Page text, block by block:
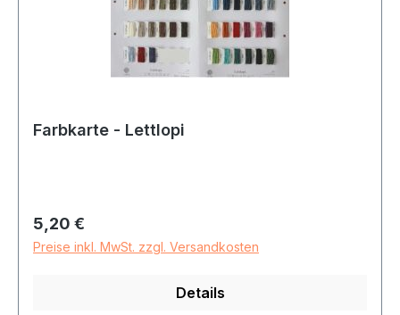
Farbkarte - Lettlopi
Regulärer Preis:
5,20 €
Preise inkl. MwSt. zzgl. Versandkosten
Details